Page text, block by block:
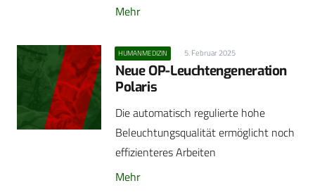
Mehr
HUMANMEDIZIN 5. Februar 2025
Neue OP-Leuchtengeneration
Polaris
Die automatisch regulierte hohe
Beleuchtungsqualität ermöglicht noch
effizienteres Arbeiten
Mehr